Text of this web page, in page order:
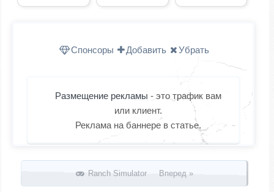
Спонсоры Добавить Убрать
Размещение рекламы - это трафик вам
или клиент.
Реклама на баннере в статье.
Запись навигация
Ranch Simulator Вперед »